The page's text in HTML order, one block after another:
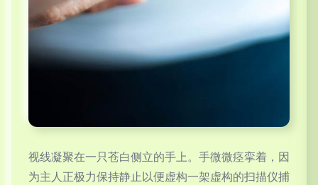
视线凝聚在一只苍白侧立的手上。手微微痉挛着，因
为主人正极力保持静止以便虚构一架虚构的扫描仪捕